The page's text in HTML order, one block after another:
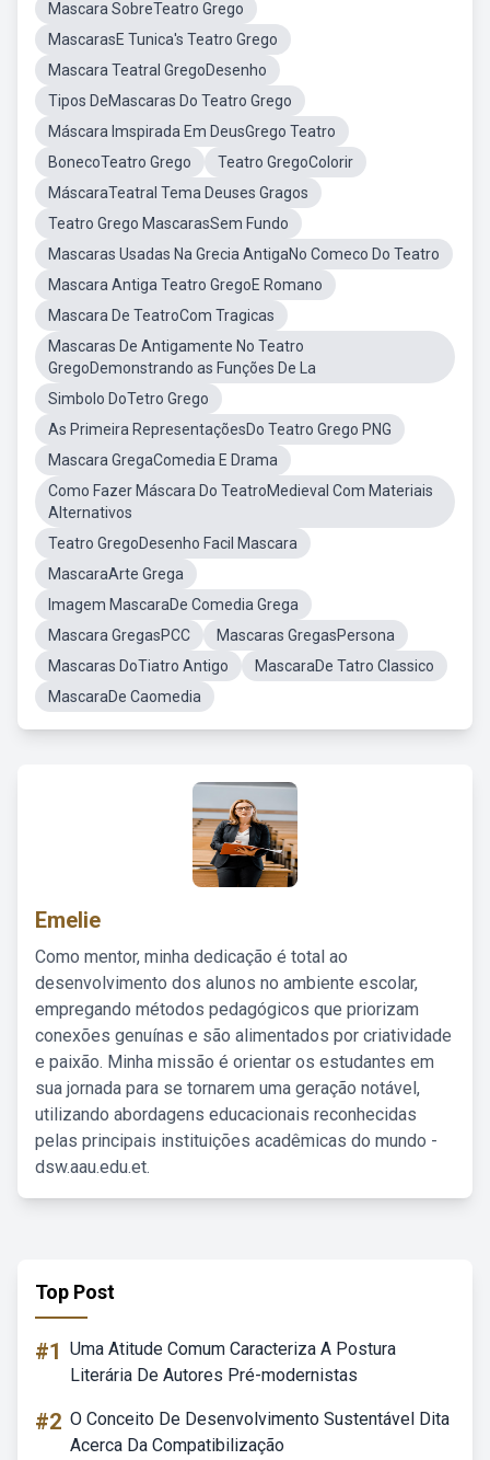
Mascara SobreTeatro Grego
MascarasE Tunica's Teatro Grego
Mascara Teatral GregoDesenho
Tipos DeMascaras Do Teatro Grego
Máscara Imspirada Em DeusGrego Teatro
BonecoTeatro Grego
Teatro GregoColorir
MáscaraTeatral Tema Deuses Gragos
Teatro Grego MascarasSem Fundo
Mascaras Usadas Na Grecia AntigaNo Comeco Do Teatro
Mascara Antiga Teatro GregoE Romano
Mascara De TeatroCom Tragicas
Mascaras De Antigamente No Teatro
GregoDemonstrando as Funções De La
Simbolo DoTetro Grego
As Primeira RepresentaçõesDo Teatro Grego PNG
Mascara GregaComedia E Drama
Como Fazer Máscara Do TeatroMedieval Com Materiais
Alternativos
Teatro GregoDesenho Facil Mascara
MascaraArte Grega
Imagem MascaraDe Comedia Grega
Mascara GregasPCC
Mascaras GregasPersona
Mascaras DoTiatro Antigo
MascaraDe Tatro Classico
MascaraDe Caomedia
Emelie
Como mentor, minha dedicação é total ao
desenvolvimento dos alunos no ambiente escolar,
empregando métodos pedagógicos que priorizam
conexões genuínas e são alimentados por criatividade
e paixão. Minha missão é orientar os estudantes em
sua jornada para se tornarem uma geração notável,
utilizando abordagens educacionais reconhecidas
pelas principais instituições acadêmicas do mundo -
dsw.aau.edu.et.
Top Post
#1 Uma Atitude Comum Caracteriza A Postura
Literária De Autores Pré-modernistas
#2 O Conceito De Desenvolvimento Sustentável Dita
Acerca Da Compatibilização